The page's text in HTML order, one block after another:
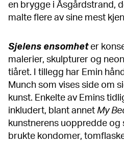
en brygge i Åsgårdstrand,
malte flere av sine mest
Sjelens ensomhet er
malerier, skulpturer og
tiåret. I tillegg har Emin
Munch som vises side om
kunst. Enkelte av Emins
inkludert, blant annet My
kunstnerens uoppredde og
brukte kondomer,